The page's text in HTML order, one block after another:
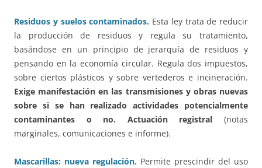
Residuos y suelos contaminados. Esta ley trata de reducir
la producción de residuos y regula su tratamiento,
basándose en un principio de jerarquía de residuos y
pensando en la economía circular. Regula dos impuestos,
sobre ciertos plásticos y sobre vertederos e incineración.
Exige manifestación en las transmisiones y obras nuevas
sobre si se han realizado actividades potencialmente
contaminantes o no. Actuación registral (notas
marginales, comunicaciones e informe).
Mascarillas: nueva regulación. Permite prescindir del uso